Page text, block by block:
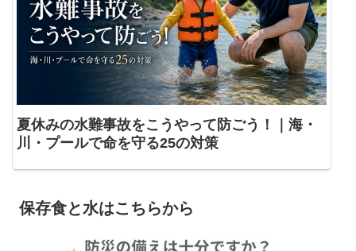
夏休みの水難事故をこうやって防ごう！｜海・
川・プールで命を守る25の対策
保存食と水はこちらから